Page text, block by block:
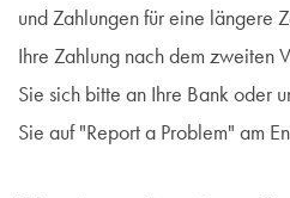
und Zahlungen für eine längere
Ihre Zahlung nach dem zweiten
Sie sich bitte an Ihre Bank oder
Sie auf "Report a Problem" am